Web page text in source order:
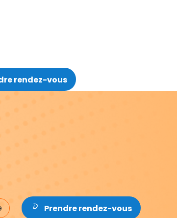
rendez-vous
Prendre rendez-vous